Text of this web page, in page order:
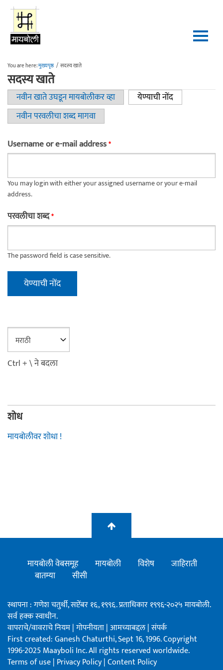
Skip to main content
You are here:मुख्यपृष्ठ / सदस्य खाते
सदस्य खाते
Primary tabs
नवीन खाते उघडून मायबोलीकर व्हा येण्याची नोंद(active tab)
नवीन परवलीचा शब्द मागवा
Username or e-mail address*
You may login with either your assigned username or your e-mail
address.
परवलीचा शब्द*
The password field is case sensitive.
Ctrl + \ ने बदला
शोध
मायबोलीवर शोधा !
मायबोली वेबसमूह मायबोली विशेष
जाहिराती
बातम्या
सीसी
स्थापना : गणेश चतुर्थी, सप्टेंबर १६, १९९६. प्रताधिकार १९९६-२०२५ मायबोली.
सर्व हक्क स्वाधीन.
वापराचे/वावराचे नियम|गोपनीयता|आमच्याबद्दल|संपर्क
First created: Ganesh Chaturthi, Sept 16, 1996. Copyright
1996-2025 Maayboli Inc. All rights reserved worldwide.
Terms of use| Privacy Policy|Content Policy